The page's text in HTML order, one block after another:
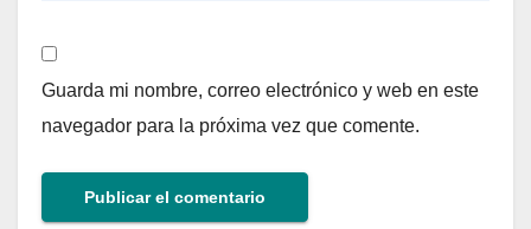
Guarda mi nombre, correo electrónico y web en este
navegador para la próxima vez que comente.